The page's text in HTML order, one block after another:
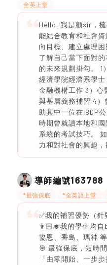
全英上堂
Hello, 我是顧sir，
能結合教育和社會
向目標、建立處理
了解自己當下面對
的未來規劃掛勾。 1
經濟學院經濟系學
金融機構工作 3）心
與基層義務補習 4）
助其中一位在IBDP
時期曾就讀本地和
系統的考試技巧。
力和對社會的興趣，
導師編號163788
*最強保底 *全英語上堂
✅我的補習優勢（針
👨🏻‍🎓我的學生均自
協恩、香島、瑪神
🎯 最強保底，短時
「由零開始、一步